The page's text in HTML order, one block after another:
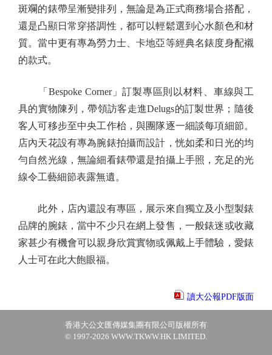
斑斕的錶帶呈漸變排列，無論是為正式商務場合搭配，
還是凸顯日常穿搭調性，都可以輕鬆選到心水顏色和材
質。當中更有專為勞力士、卡地亞等經典名錶度身配襯
的款式。
「Bespoke Corner」訂製專區則以材料、車線與工
具的實物陳列，帶領訪客走進Delugs的訂製世界；隨後
客人可移步至中央工作枱，與團隊逐一細談每項細節。
店內天花設有專為腕錶拍攝而設計，恍如柔和日光的均
勻自然光線，無論細看錶帶還是拍攝上手照，充足的光
線令工藝細節表露無遺。
此外，店內還設有專區，展示來自獨立及小型製錶
品牌的腕錶，當中不少只在網上發售，一般錶迷或收藏
家甚少有機會可以親身欣賞實物或佩戴上手體驗，愛錶
人士可在此大飽眼福。
讀大公報PDF版面
香港大公文匯傳媒集團有限公司版權所有
© 1997-2026 WWW.TKWW.HK LIMITED.